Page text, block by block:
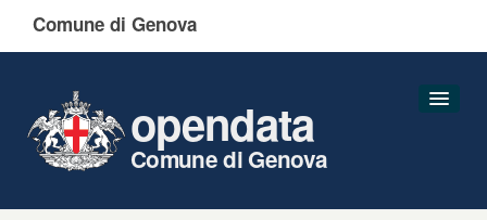
Comune di Genova
opendata
Comune di Genova